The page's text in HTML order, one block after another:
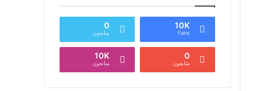
10K
Fans
0
متابعون
0
متابعون
10K
متابعون